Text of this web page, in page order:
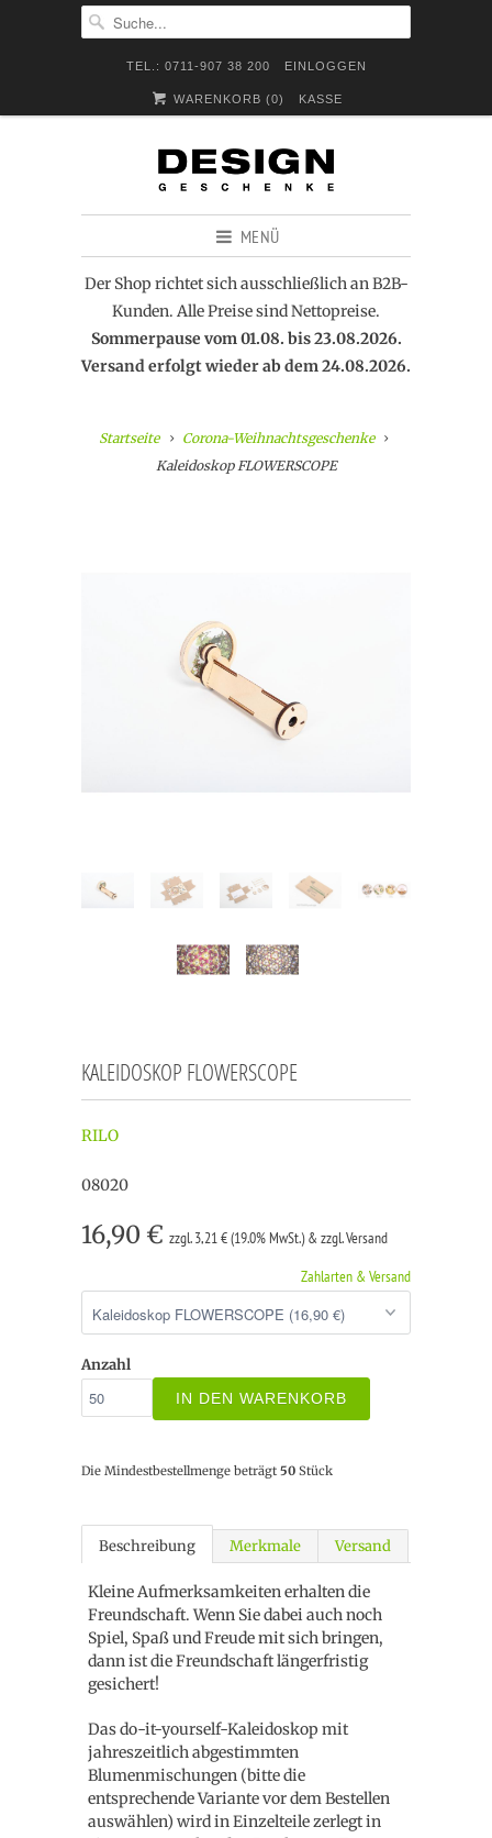
TEL.: 0711-907 38 200 EINLOGGEN
WARENKORB (0) KASSE
MENÜ
Der Shop richtet sich ausschließlich an B2B-
Kunden. Alle Preise sind Nettopreise.
Sommerpause vom 01.08. bis 23.08.2026.
Versand erfolgt wieder ab dem 24.08.2026.
Startseite
Corona-Weihnachtsgeschenke
Kaleidoskop FLOWERSCOPE
KALEIDOSKOP FLOWERSCOPE
RILO
08020
16,90 € zzgl. 3,21 € (19.0% MwSt.) & zzgl. Versand
Zahlarten & Versand
Anzahl
IN DEN WARENKORB
Die Mindestbestellmenge beträgt 50 Stück
Beschreibung Merkmale Versand
Kleine Aufmerksamkeiten erhalten die
Freundschaft. Wenn Sie dabei auch noch
Spiel, Spaß und Freude mit sich bringen,
dann ist die Freundschaft längerfristig
gesichert!
Das do-it-yourself-Kaleidoskop mit
jahreszeitlich abgestimmten
Blumenmischungen (bitte die
entsprechende Variante vor dem Bestellen
auswählen) wird in Einzelteile zerlegt in